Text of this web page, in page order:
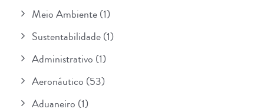
Meio Ambiente(1)
Sustentabilidade(1)
Administrativo (1)
Aeronáutico (53)
Aduaneiro (1)